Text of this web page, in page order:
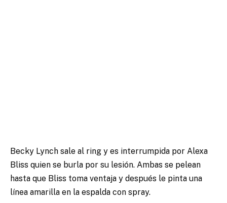
Becky Lynch sale al ring y es interrumpida por Alexa
Bliss quien se burla por su lesión. Ambas se pelean
hasta que Bliss toma ventaja y después le pinta una
línea amarilla en la espalda con spray.